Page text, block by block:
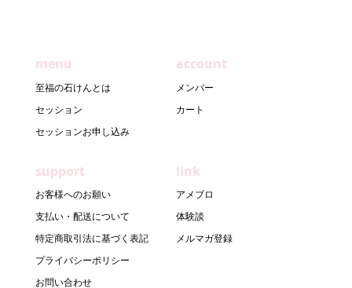
menu
至福の石けんとは
セッション
セッションお申し込み
account
メンバー
カート
support
お客様へのお願い
支払い・配送について
特定商取引法に基づく表記
プライバシーポリシー
お問い合わせ
link
アメブロ
体験談
メルマガ登録